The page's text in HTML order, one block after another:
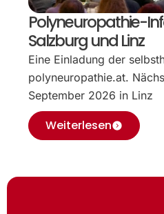
Polyneuropathie-
Salzburg und Linz
Eine Einladung der
polyneuropathie.at.
September 2026 in Linz
Weiterlesen